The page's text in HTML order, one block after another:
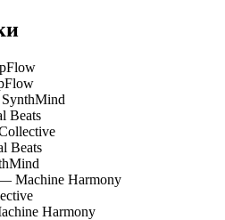
Beats
Beats
Machine Harmony
Harmony